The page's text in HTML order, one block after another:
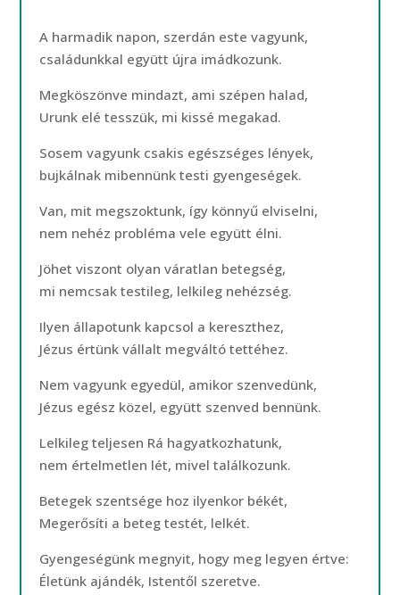
A harmadik napon, szerdán este vagyunk,
családunkkal együtt újra imádkozunk.
Megköszönve mindazt, ami szépen halad,
Urunk elé tesszük, mi kissé megakad.
Sosem vagyunk csakis egészséges lények,
bujkálnak mibennünk testi gyengeségek.
Van, mit megszoktunk, így könnyű elviselni,
nem nehéz probléma vele együtt élni.
Jöhet viszont olyan váratlan betegség,
mi nemcsak testileg, lelkileg nehézség.
Ilyen állapotunk kapcsol a kereszthez,
Jézus értünk vállalt megváltó tettéhez.
Nem vagyunk egyedül, amikor szenvedünk,
Jézus egész közel, együtt szenved bennünk.
Lelkileg teljesen Rá hagyatkozhatunk,
nem értelmetlen lét, mivel találkozunk.
Betegek szentsége hoz ilyenkor békét,
Megerősíti a beteg testét, lelkét.
Gyengeségünk megnyit, hogy meg legyen értve:
Életünk ajándék, Istentől szeretve.